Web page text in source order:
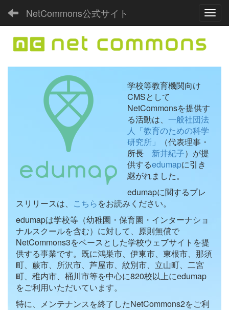
NetCommons公式サイト
学校等教育機関向け
CMSとして
NetCommonsを提供す
る活動は、 一般社団法
人「教育のための科学
研究所」
（代表理事・
所長 新井紀子）が提
供するedumapに引き
継がれました。
edumapに関するプレ
スリリースは、 こちらをお読みください。
edumapは学校等（幼稚園・保育園・インターナショ
ナルスクールを含む）に対して、原則無償で
NetCommons3をベースとした学校ウェブサイトを提
供する事業です。既に鴻巣市、伊東市、東根市、那須
町、蕨市、所沢市、芦屋市、紋別市、立山町、二宮
町、稚内市、桶川市等を中心に820校以上にedumap
をご利用いただいています。
特に、メンテナンスを終了したNetCommons2をご利